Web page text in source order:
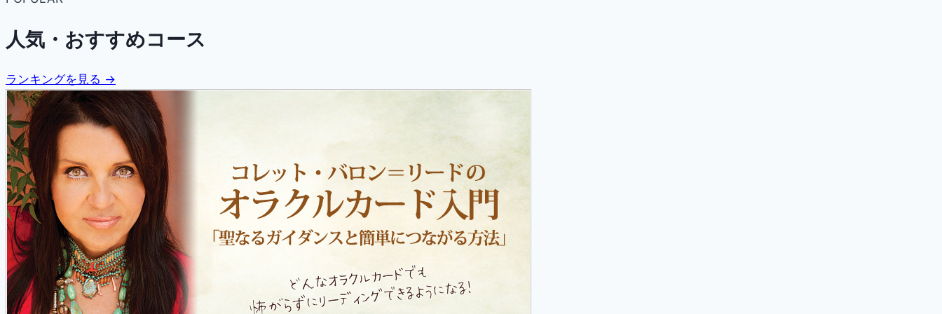
人気・おすすめコース
ランキングを見る →